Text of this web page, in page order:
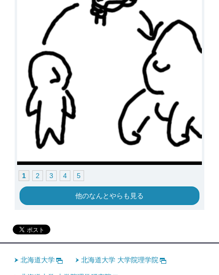
1 2 3 4 5
他のなんとやらも見る
北海道大学 北海道大学 大学院理学院